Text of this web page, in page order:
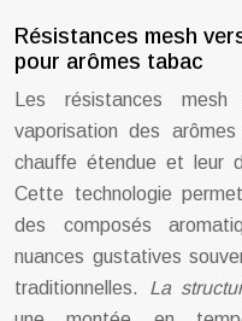
Résistances mesh
pour arômes tabac
Les résistances mesh
vaporisation des
chauffe étendue et leur
Cette technologie
des composés
nuances gustatives
traditionnelles. La